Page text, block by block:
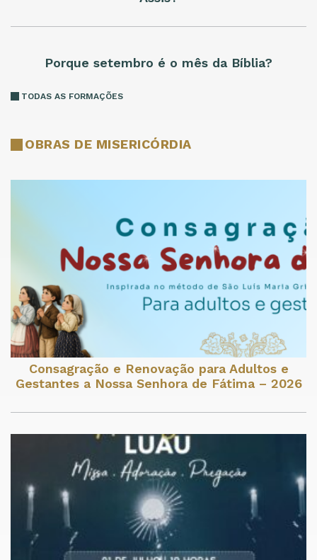
Porque setembro é o mês da Bíblia?
TODAS AS FORMAÇÕES
OBRAS DE MISERICÓRDIA
Consagração e Renovação para Adultos e
Gestantes a Nossa Senhora de Fátima – 2026